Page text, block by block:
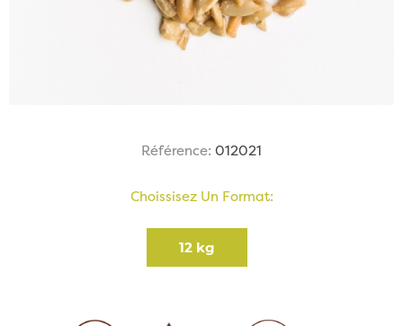
Référence: 012021
Choissisez Un Format:
12 kg